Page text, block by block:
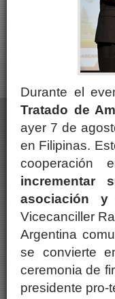
Durante el
Tratado de
ayer 7 de
en Filipinas.
cooperación
incrementar
asociación y
Vicecanciller
Argentina
se convierte
ceremonia de
presidente pro-